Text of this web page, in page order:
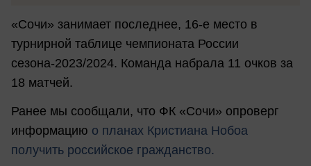
«Сочи» занимает последнее, 16-е место в
турнирной таблице чемпионата России
сезона-2023/2024. Команда набрала 11 очков за
18 матчей.
Ранее мы сообщали, что ФК «Сочи» опроверг
информацию о планах Кристиана Нобоа
получить российское гражданство.